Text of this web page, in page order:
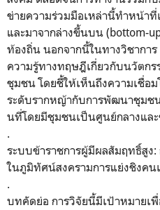
ข่ายความร่วมมือเหล่านี้ทำหน้าที่
และมาจากล่างขึ้นบน (bottom-
ท้องถิ่น นอกจากนี้ในทางวิชากา
ความรู้ทางทฤษฎีเกี่ยวกับนวัตกร
ชุมชน โดยชี้ให้เห็นถึงความเชื่อม
ระดับรากหญ้ากับการพัฒนาชุมช
นที่โดยมีชุมชนเป็นศูนย์กลางแล
.
ระบบข้าราชการผู้มีผลสัมฤทธิ์สูง:
ในภูมิทัศน์สงครามการแย่งชิงคน
.
บทคัดย่อ การวิจัยนี้มีเป้าหมายเ